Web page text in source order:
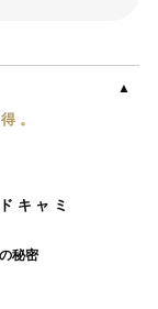
。
キャミ
秘密